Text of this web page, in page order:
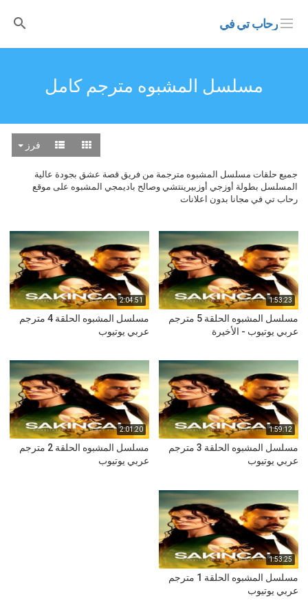
رحاب تي في
مسلسل المشبوه مترجم كامل
فرز
جميع حلقات مسلسل المشبوه مترجمة من فريق قصة عشق بجودة عالية
المسلسل بطولة أوزجي أوزبيرينتشي وصالح باديمجي المشبوه على موقع
رحاب تي في مجانا بدون اعلانات
1:53:23
مسلسل المشبوه الحلقة 5 مترجم
عربي يوتيوب - الأخيرة
2:04:51
مسلسل المشبوه الحلقة 4 مترجم
عربي يوتيوب
1:59:12
مسلسل المشبوه الحلقة 3 مترجم
عربي يوتيوب
2:01:20
مسلسل المشبوه الحلقة 2 مترجم
عربي يوتيوب
1:53:25
مسلسل المشبوه الحلقة 1 مترجم
عربي يوتيوب